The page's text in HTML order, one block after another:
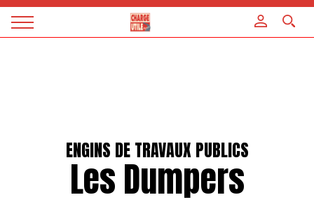
Magazine
ENGINS DE TRAVAUX PUBLICS
Les Dumpers
Panneau de gestion des cookies